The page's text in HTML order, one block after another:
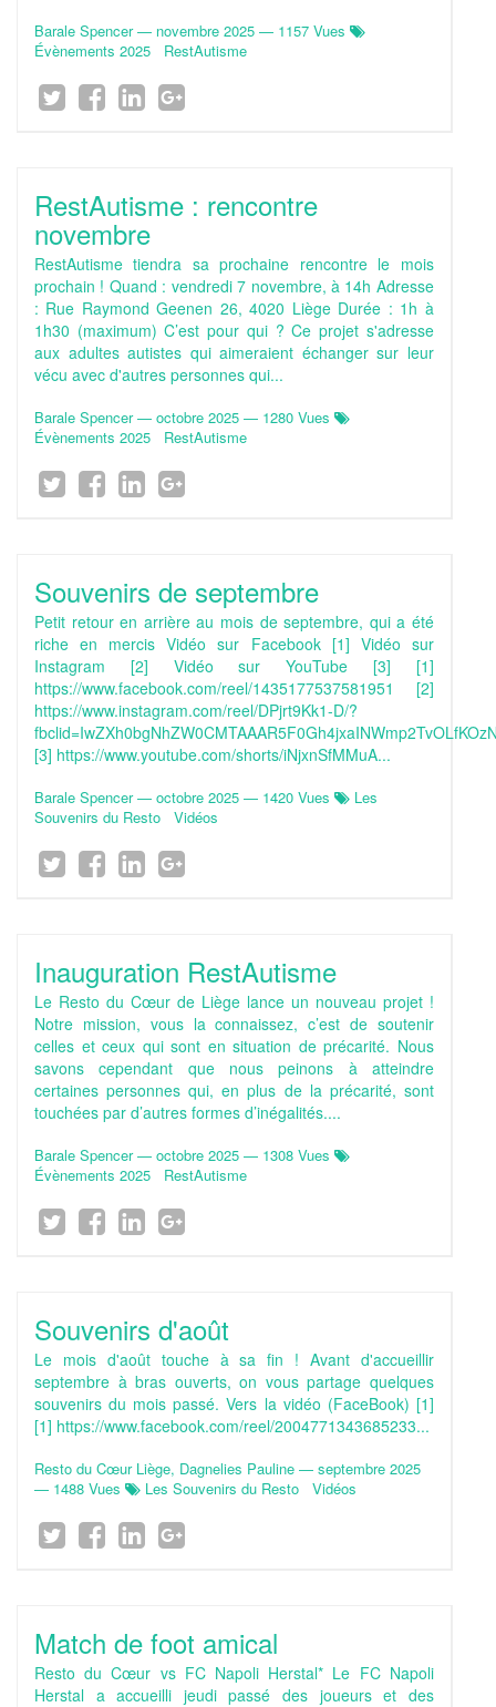
Barale Spencer— novembre 2025 — 1157 Vues
Évènements 2025
RestAutisme
RestAutisme : rencontre
novembre
RestAutisme tiendra sa prochaine rencontre le mois
prochain ! Quand : vendredi 7 novembre, à 14h Adresse
: Rue Raymond Geenen 26, 4020 Liège Durée : 1h à
1h30 (maximum) C’est pour qui ? Ce projet s'adresse
aux adultes autistes qui aimeraient échanger sur leur
vécu avec d'autres personnes qui...
Barale Spencer— octobre 2025 — 1280 Vues
Évènements 2025
RestAutisme
Souvenirs de septembre
Petit retour en arrière au mois de septembre, qui a été
riche en mercis Vidéo sur Facebook [1] Vidéo sur
Instagram [2] Vidéo sur YouTube [3] [1]
https://www.facebook.com/reel/1435177537581951 [2]
https://www.instagram.com/reel/DPjrt9Kk1-D/?
[3] https://www.youtube.com/shorts/iNjxnSfMMuA...
Barale Spencer— octobre 2025 — 1420 Vues
Les
Souvenirs du Resto
Vidéos
Inauguration RestAutisme
Le Resto du Cœur de Liège lance un nouveau projet !
Notre mission, vous la connaissez, c’est de soutenir
celles et ceux qui sont en situation de précarité. Nous
savons cependant que nous peinons à atteindre
certaines personnes qui, en plus de la précarité, sont
touchées par d’autres formes d’inégalités....
Barale Spencer— octobre 2025 — 1308 Vues
Évènements 2025
RestAutisme
Souvenirs d'août
Le mois d'août touche à sa fin ! Avant d'accueillir
septembre à bras ouverts, on vous partage quelques
souvenirs du mois passé. Vers la vidéo (FaceBook) [1]
[1] https://www.facebook.com/reel/2004771343685233...
Resto du Cœur Liège, Dagnelies Pauline — septembre 2025
— 1488 Vues
Les Souvenirs du Resto Vidéos
Match de foot amical
Resto du Cœur vs FC Napoli Herstal* Le FC Napoli
Herstal a accueilli jeudi passé des joueurs et des